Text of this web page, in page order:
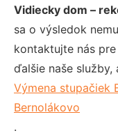
Vidiecky dom –
sa o výsledok
kontaktujte nás
ďalšie naše služby,
Výmena stupačiek
Bernolákovo
.